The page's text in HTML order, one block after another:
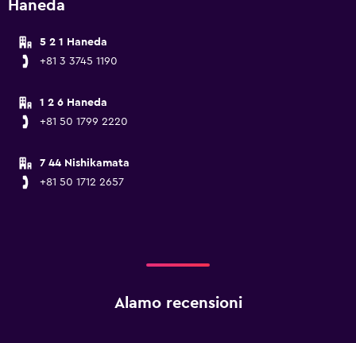
Haneda
5 2 1 Haneda
+81 3 3745 1190
1 2 6 Haneda
+81 50 1799 2220
7 44 Nishikamata
+81 50 1712 2657
Alamo recensioni